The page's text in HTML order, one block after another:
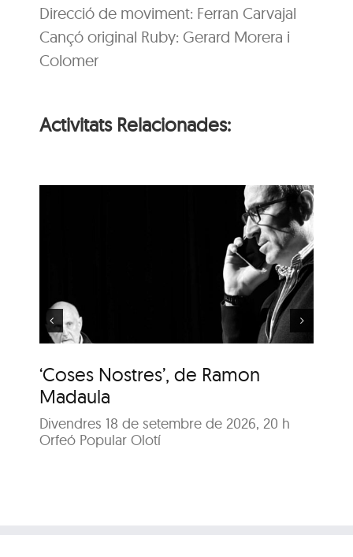
Direcció de moviment: Ferran Carvajal
Cançó original Ruby: Gerard Morera i
Colomer
Activitats Relacionades:
‘Coses Nostres’, de Ramon
Madaula
Divendres 18 de setembre de 2026, 20 h
Orfeó Popular Olotí
‘Coses Nostres’, de
Ramon Madaula